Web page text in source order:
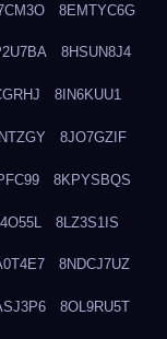
8EMTYC6G
8HSUN8J4
8IN6KUU1
8JO7GZIF
8KPYSBQS
8LZ3S1IS
8NDCJ7UZ
8OL9RU5T